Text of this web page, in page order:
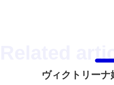
ヴィクトリー